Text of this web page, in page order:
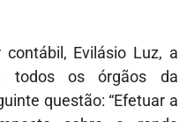
Evilásio Luz, a
todos os órgãos da
questão: “Efetuar a